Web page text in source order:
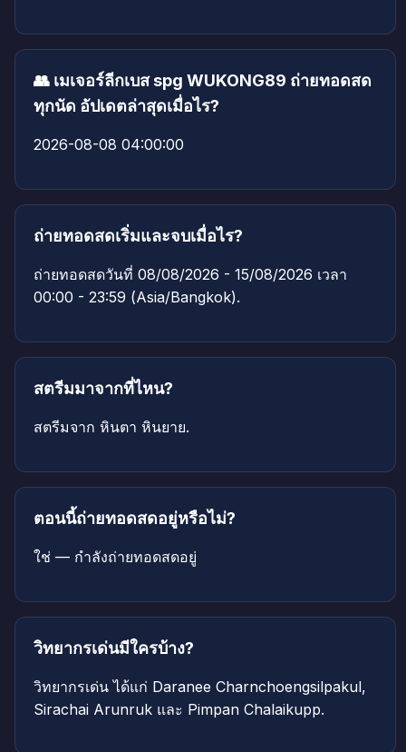
👥 เมเจอร์ลีกเบส spg WUKONG89 ถ่ายทอดสด
ทุกนัด อัปเดตล่าสุดเมื่อไร?
2026-08-08 04:00:00
ถ่ายทอดสดเริ่มและจบเมื่อไร?
ถ่ายทอดสดวันที่ 08/08/2026 - 15/08/2026 เวลา
00:00 - 23:59 (Asia/Bangkok).
สตรีมมาจากที่ไหน?
สตรีมจาก หินตา หินยาย.
ตอนนี้ถ่ายทอดสดอยู่หรือไม่?
ใช่ — กำลังถ่ายทอดสดอยู่
วิทยากรเด่นมีใครบ้าง?
วิทยากรเด่น ได้แก่ Daranee Charnchoengsilpakul,
Sirachai Arunruk และ Pimpan Chalaikupp.